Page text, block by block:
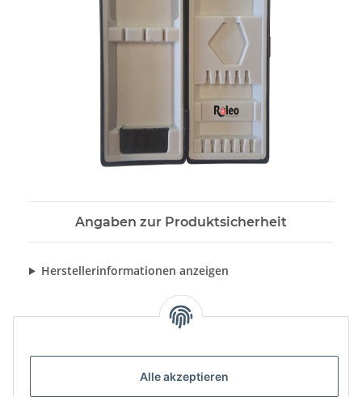
Alle akzeptieren
Angaben zur Produktsicherheit
Herstellerinformationen anzeigen